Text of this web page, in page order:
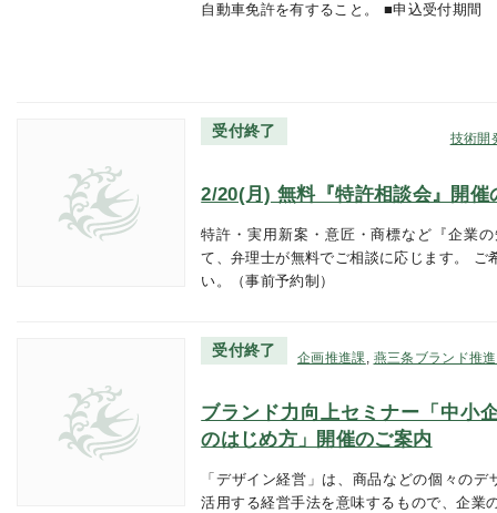
自動車免許を有すること。 ■申込受付期間
技術開
受付終了
2/20(月) 無料『特許相談会』開催
特許・実用新案・意匠・商標など『企業
て、弁理士が無料でご相談に応じます。 ご
い。（事前予約制）
企画推進課 燕三条ブランド推
受付終了
ブランド力向上セミナー「中小
のはじめ方」開催のご案内
「デザイン経営」は、商品などの個々のデ
活用する経営手法を意味するもので、企業